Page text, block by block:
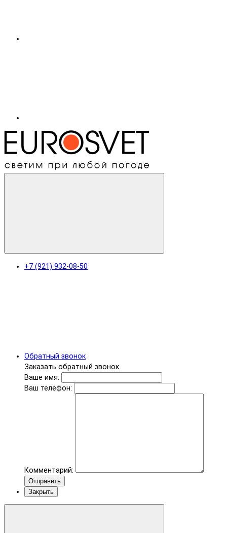
+7 (921) 932-08-50
Обратный звонок
Заказать обратный звонок
Ваше имя:
Ваш телефон:
Комментарий:
Отправить
Закрыть